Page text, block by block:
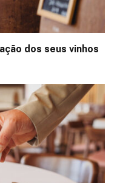
dos seus vinhos